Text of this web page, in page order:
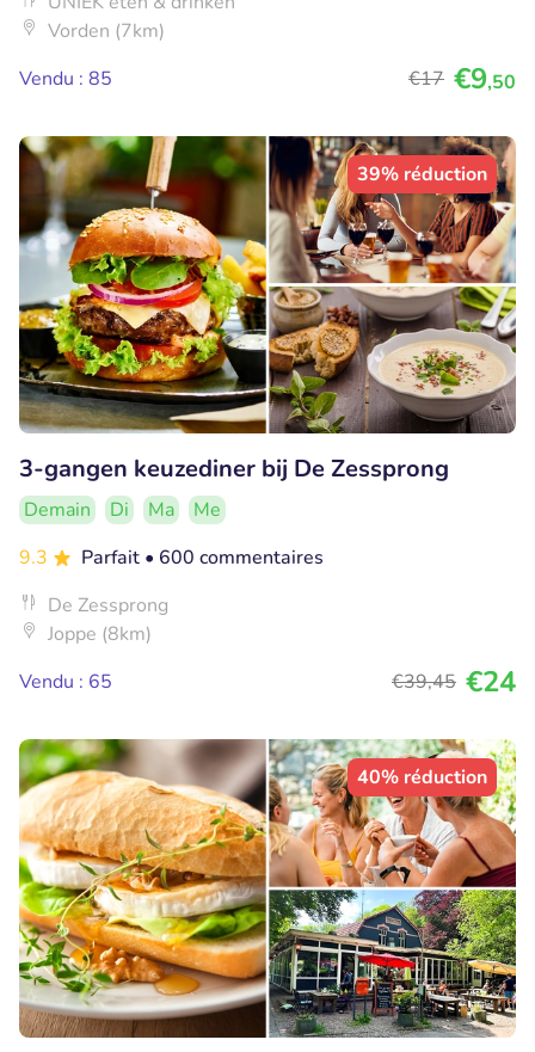
Vorden (7km)
Vendu : 85
€17 €9,50
39% réduction
3-gangen keuzediner bij De Zessprong
Demain Di Ma
Me
9.3
Parfait • 600 commentaires
De Zessprong
Joppe (8km)
Vendu : 65
€39,45 €24
40% réduction